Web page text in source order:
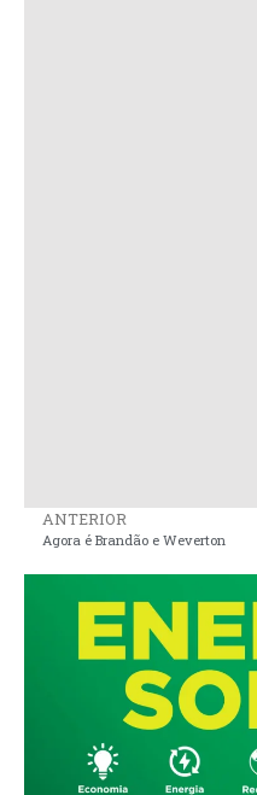
ANTERIOR
Agora é Brandão e Weverton